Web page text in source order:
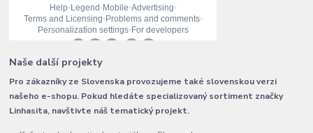
Naše další projekty
Pro zákazníky ze Slovenska provozujeme také slovenskou verzi
našeho e-shopu. Pokud hledáte specializovaný sortiment značky
Linhasita, navštivte náš tematický projekt.